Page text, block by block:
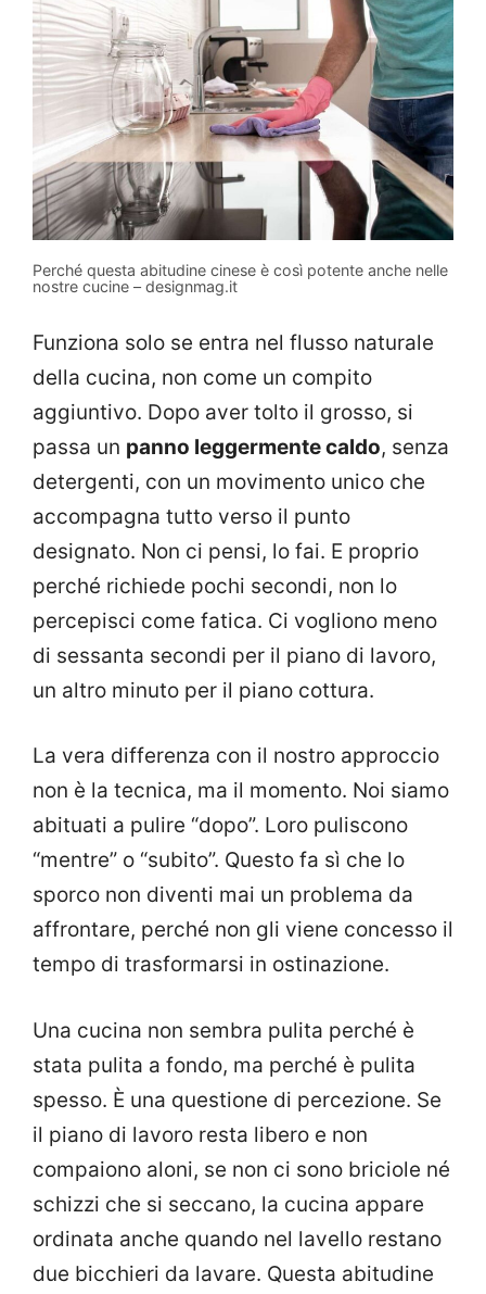
Perché questa abitudine cinese è così potente anche nelle
nostre cucine – designmag.it
Funziona solo se entra nel flusso naturale
della cucina, non come un compito
aggiuntivo. Dopo aver tolto il grosso, si
passa un panno leggermente caldo, senza
detergenti, con un movimento unico che
accompagna tutto verso il punto
designato. Non ci pensi, lo fai. E proprio
perché richiede pochi secondi, non lo
percepisci come fatica. Ci vogliono meno
di sessanta secondi per il piano di lavoro,
un altro minuto per il piano cottura.
La vera differenza con il nostro approccio
non è la tecnica, ma il momento. Noi siamo
abituati a pulire “dopo”. Loro puliscono
“mentre” o “subito”. Questo fa sì che lo
sporco non diventi mai un problema da
affrontare, perché non gli viene concesso il
tempo di trasformarsi in ostinazione.
Una cucina non sembra pulita perché è
stata pulita a fondo, ma perché è pulita
spesso. È una questione di percezione. Se
il piano di lavoro resta libero e non
compaiono aloni, se non ci sono briciole né
schizzi che si seccano, la cucina appare
ordinata anche quando nel lavello restano
due bicchieri da lavare. Questa abitudine